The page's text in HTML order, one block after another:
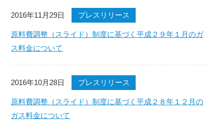
2016年11月29日 プレスリリース
原料費調整（スライド）制度に基づく平成２９年１月のガ
ス料金について
2016年10月28日 プレスリリース
原料費調整（スライド）制度に基づく平成２８年１２月の
ガス料金について